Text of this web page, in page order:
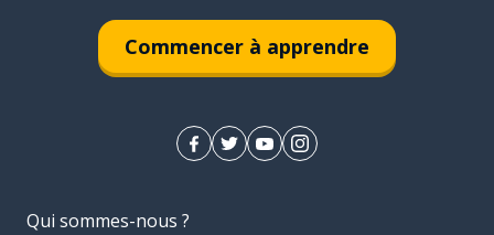
Commencer à apprendre
Qui sommes-nous ?